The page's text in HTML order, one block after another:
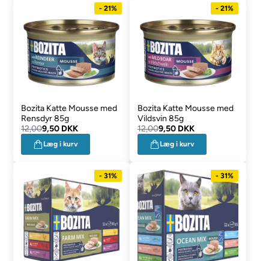
- 21%
Bozita Katte Mousse med
Rensdyr 85g
12,009,50 DKK
Læg i kurv
- 21%
Bozita Katte Mousse med
Vildsvin 85g
12,009,50 DKK
Læg i kurv
- 31% - 31%